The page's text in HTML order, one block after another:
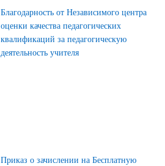
Благодарность от Независимого центра
оценки качества педагогических
квалификаций за педагогическую
деятельность учителя
Приказ о зачислении на Бесплатную